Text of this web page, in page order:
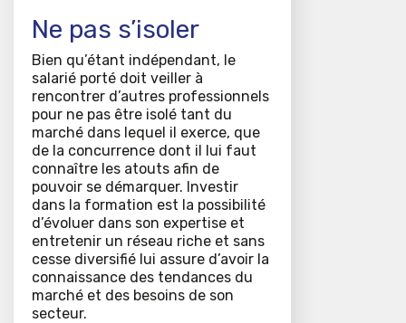
Ne pas s’isoler
Bien qu’étant indépendant, le
salarié porté doit veiller à
rencontrer d’autres professionnels
pour ne pas être isolé tant du
marché dans lequel il exerce, que
de la concurrence dont il lui faut
connaître les atouts afin de
pouvoir se démarquer. Investir
dans la formation est la possibilité
d’évoluer dans son expertise et
entretenir un réseau riche et sans
cesse diversifié lui assure d’avoir la
connaissance des tendances du
marché et des besoins de son
secteur.